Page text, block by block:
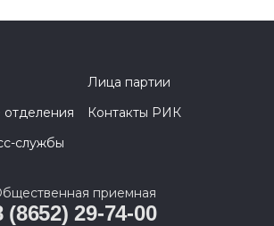
Лица партии
отделения
Контакты РИК
службы
приемная
(8652) 29-74-00